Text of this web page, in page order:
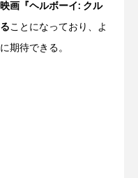
画『ヘルボーイ: クル
ことになっており、よ
期待できる。